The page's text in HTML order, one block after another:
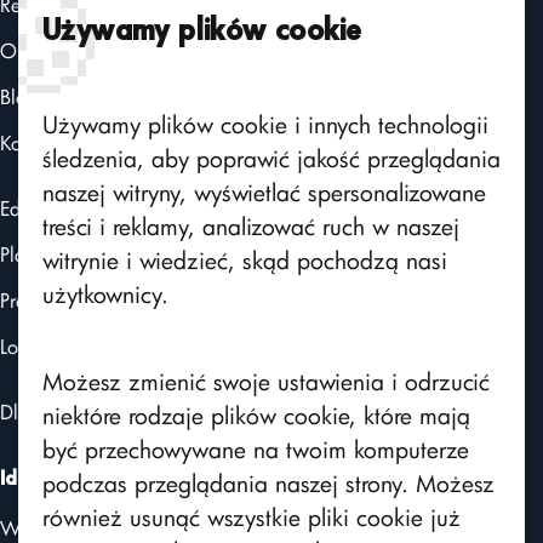
Używamy plików cookie
Używamy plików cookie i innych technologii
śledzenia, aby poprawić jakość przeglądania
naszej witryny, wyświetlać spersonalizowane
treści i reklamy, analizować ruch w naszej
witrynie i wiedzieć, skąd pochodzą nasi
użytkownicy.
Możesz zmienić swoje ustawienia i odrzucić
niektóre rodzaje plików cookie, które mają
być przechowywane na twoim komputerze
podczas przeglądania naszej strony. Możesz
również usunąć wszystkie pliki cookie już
Certyfikaty
Aktualności
Powiadomienia
Użytkownicy
ChatGPT
FAQ
SMS API
Szkolenia e-learning
Katalog linków
Import materiałów szkoleniowych
O nas
Blog
Kontakt
Edito CMS
Platforma intranetowa
Programy lojalnościowe
Logito - obieg dokumentów
Dla kontrahentów i branży produkcyjnej
Ideo Sp. z o.o.
Warszawa